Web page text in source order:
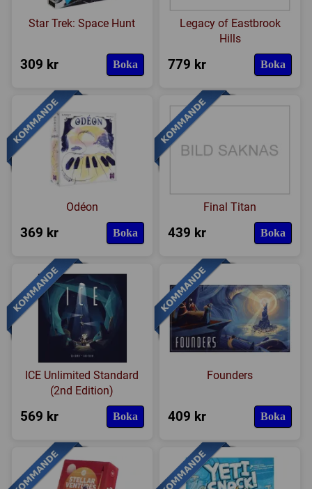
Star Trek: Space Hunt
309 kr Boka
Legacy of Eastbrook
Hills
779 kr Boka
Odéon
369 kr Boka
Final Titan
439 kr Boka
ICE Unlimited Standard
(2nd Edition)
569 kr Boka
Founders
409 kr Boka